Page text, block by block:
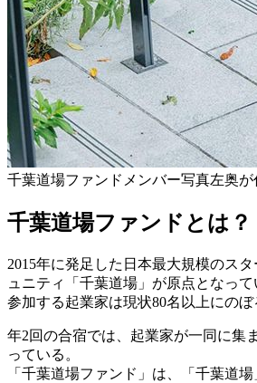
千葉道場ファンドメンバー写真左奥
千葉道場ファンドとは？
2015年に発足した日本最大規模のス
ュニティ「千葉道場」が原点となって
参加する起業家は現状80名以上にのぼ
年2回の合宿では、起業家が一同に集
っている。
「千葉道場ファンド」は、「千葉道